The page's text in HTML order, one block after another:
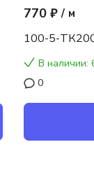
770 ₽ / м
100-5-
В наличии:
0